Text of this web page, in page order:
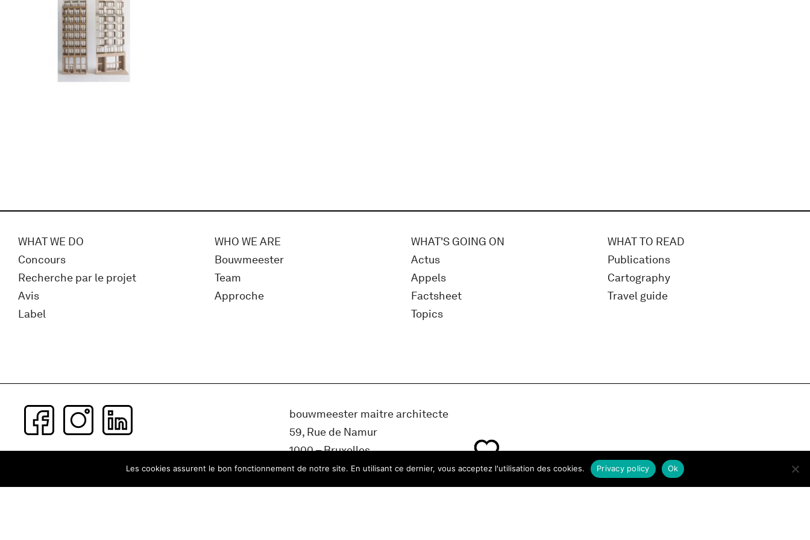
WHAT WE DO
Concours
Recherche par le projet
Avis
Label
WHO WE ARE
Bouwmeester
Team
Approche
WHAT'S GOING ON
Actus
Appels
Factsheet
Topics
WHAT TO READ
Publications
Cartography
Travel guide
Subscribe to our newsletter
bouwmeester maitre architecte
59, Rue de Namur
1000 – Bruxelles
Belgique
Les cookies assurent le bon fonctionnement de notre site. En utilisant ce dernier, vous acceptez l'utilisation des cookies. Ok
Privacy policy